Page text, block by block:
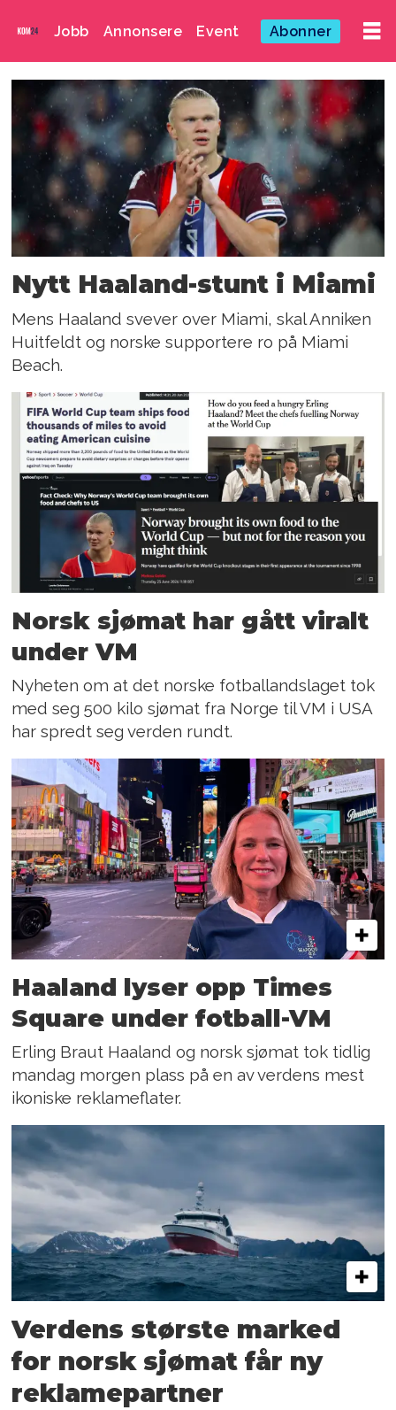
Jobb Annonsere Event Abonner
Emne:
norges
sjømatråd
Nytt Haaland-stunt i Miami
Mens Haaland svever over Miami, skal Anniken
Huitfeldt og norske supportere ro på Miami
Beach.
Norsk sjømat har gått viralt
under VM
Nyheten om at det norske fotballandslaget tok
med seg 500 kilo sjømat fra Norge til VM i USA
har spredt seg verden rundt.
Haaland lyser opp Times
Square under fotball-VM
Erling Braut Haaland og norsk sjømat tok tidlig
mandag morgen plass på en av verdens mest
ikoniske reklameflater.
Verdens største marked
for norsk sjømat får ny
reklamepartner